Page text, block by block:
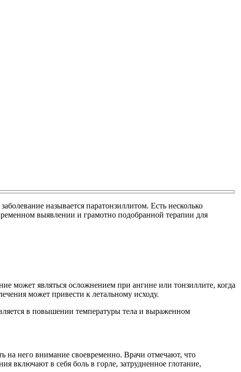
называется паратонзиллитом. Есть несколько
выявлении и грамотно подобранной терапии для
может являться осложнением при ангине или тонзиллите, когда
может привести к летальному исходу.
в повышении температуры тела и выраженном
на него внимание своевременно. Врачи отмечают, что
включают в себя боль в горле, затрудненное глотание,